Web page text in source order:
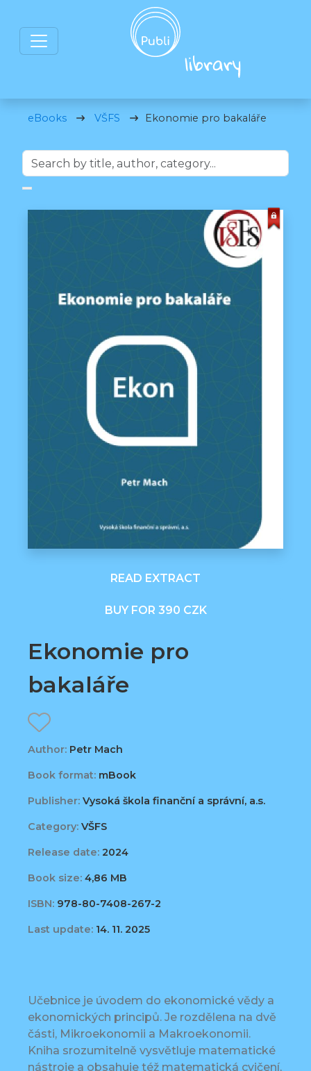
eBooks VŠFS Ekonomie pro bakaláře
READ EXTRACT
BUY FOR 390 CZK
Ekonomie pro
bakaláře
Author: Petr Mach
Book format: mBook
Publisher: Vysoká škola finanční a správní, a.s.
Category: VŠFS
Release date: 2024
Book size: 4,86 MB
ISBN: 978-80-7408-267-2
Last update: 14. 11. 2025
Učebnice je úvodem do ekonomické vědy a
ekonomických principů. Je rozdělena na dvě
části, Mikroekonomii a Makroekonomii.
Kniha srozumitelně vysvětluje matematické
nástroje a obsahuje též matematická cvičení,